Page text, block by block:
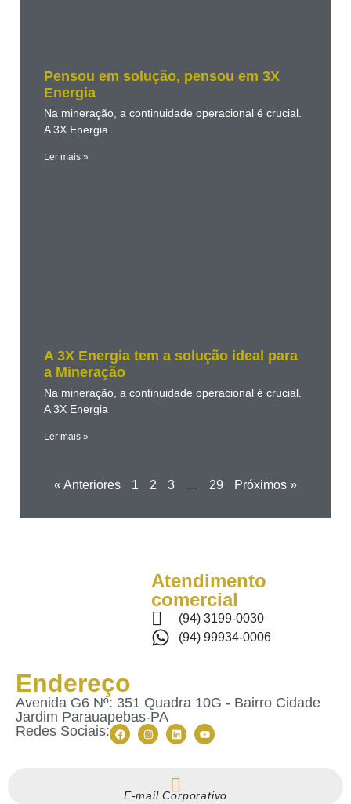
Pensou em solução, pensou em 3X
Energia
Na mineração, a continuidade operacional é crucial.
A 3X Energia
Ler mais »
A 3X Energia tem a solução ideal para
a Mineração
Na mineração, a continuidade operacional é crucial.
A 3X Energia
Ler mais »
« Anteriores 1 2 3 … 29 Próximos »
Atendimento
comercial
(94) 3199-0030
(94) 99934-0006
Endereço
Avenida G6 Nº: 351 Quadra 10G - Bairro Cidade
Jardim Parauapebas-PA
Redes Sociais:
E-mail Corporativo